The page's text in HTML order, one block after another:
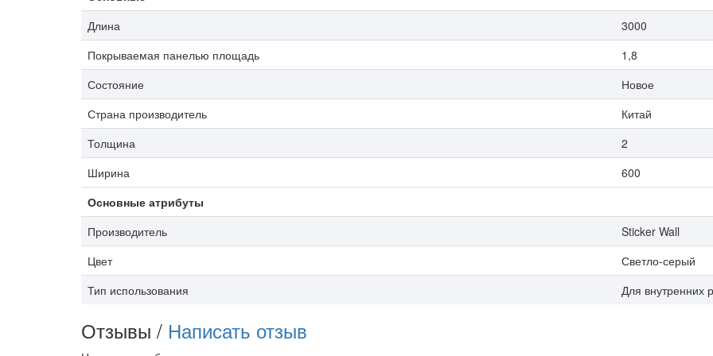
Длина
3000
Покрываемая панелью площадь
1,8
Состояние
Новое
Страна производитель
Китай
Толщина
2
Ширина
600
Основные атрибуты
Производитель
Sticker Wall
Цвет
Светло-серый
Тип использования
Для внутренних
Отзывы / Написать отзыв